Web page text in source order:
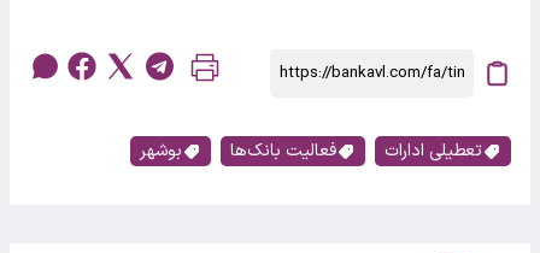
تعطیلی ادارات فعالیت بانک‌ها بوشهر